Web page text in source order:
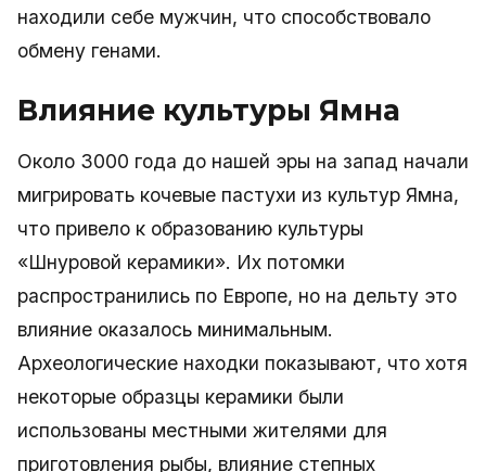
находили себе мужчин, что способствовало
обмену генами.
Влияние культуры Ямна
Около 3000 года до нашей эры на запад начали
мигрировать кочевые пастухи из культур Ямна,
что привело к образованию культуры
«Шнуровой керамики». Их потомки
распространились по Европе, но на дельту это
влияние оказалось минимальным.
Археологические находки показывают, что хотя
некоторые образцы керамики были
использованы местными жителями для
приготовления рыбы, влияние степных